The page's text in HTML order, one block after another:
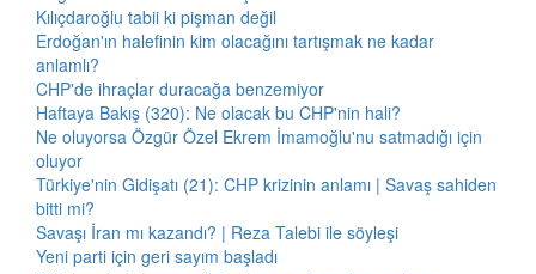
Kılıçdaroğlu tabii ki pişman değil
Erdoğan'ın halefinin kim olacağını tartışmak ne kadar
anlamlı?
CHP'de ihraçlar duracağa benzemiyor
Haftaya Bakış (320): Ne olacak bu CHP'nin hali?
Ne oluyorsa Özgür Özel Ekrem İmamoğlu'nu satmadığı için
oluyor
Türkiye'nin Gidişatı (21): CHP krizinin anlamı | Savaş sahiden
bitti mi?
Savaşı İran mı kazandı? | Reza Talebi ile söyleşi
Yeni parti için geri sayım başladı